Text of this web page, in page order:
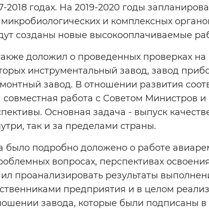
2018 годах. На 2019-2020 годы
и комплексных
созданы новые высокооплачиваемые
доложил о проведенных проверках
инструментальный завод, завод
завод. В отношении развития
совместная работа с Советом Министров
Основная задача - выпуск
так и за пределами страны.
было подробно доложено о работе
вопросах, перспективах
проанализировать результаты
предприятия и в целом
завода, которые были подписаны в